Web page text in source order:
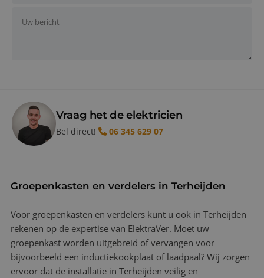
Vraag het de elektricien
Bel direct! 06 345 629 07
Groepenkasten en verdelers in Terheijden
Voor groepenkasten en verdelers kunt u ook in Terheijden
rekenen op de expertise van ElektraVer. Moet uw
groepenkast worden uitgebreid of vervangen voor
bijvoorbeeld een inductiekookplaat of laadpaal? Wij zorgen
ervoor dat de installatie in Terheijden veilig en